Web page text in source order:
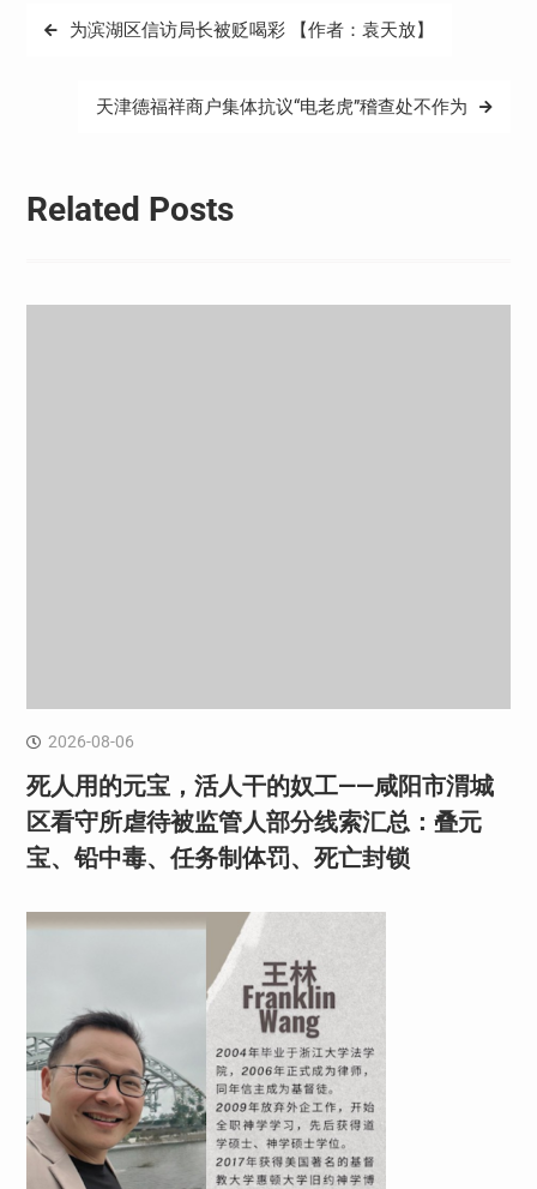
文
为滨湖区信访局长被贬喝彩 【作者：袁天放】
天津德福祥商户集体抗议“电老虎”稽查处不作为
Related Posts
2026-08-06
死人用的元宝，活人干的奴工——咸阳市渭城
区看守所虐待被监管人部分线索汇总：叠元
宝、铅中毒、任务制体罚、死亡封锁